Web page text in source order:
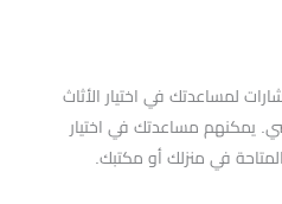
لمساعدتك في اختيار الأثاث
يمكنهم مساعدتك في اختيار
في منزلك أو مكتبك.